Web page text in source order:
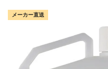
メーカー直送